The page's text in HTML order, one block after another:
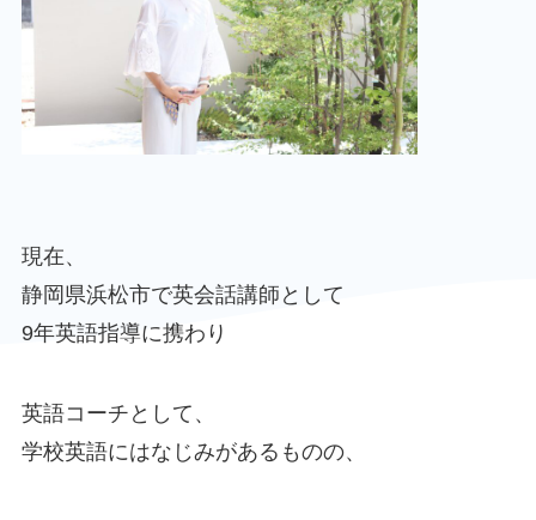
現在、
静岡県浜松市で英会話講師として
9年英語指導に携わり
英語コーチとして、
学校英語にはなじみがあるものの、